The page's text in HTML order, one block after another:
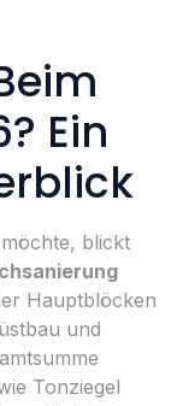
Ein
blickt
Hauptblöcken
und
Tonziegel